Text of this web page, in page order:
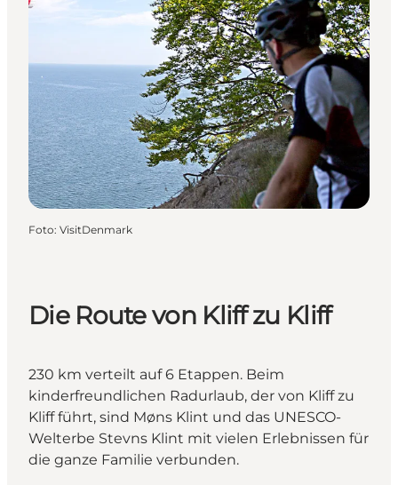
Foto: VisitDenmark
Die Route von Kliff zu Kliff
230 km verteilt auf 6 Etappen. Beim
kinderfreundlichen Radurlaub, der von Kliff zu
Kliff führt, sind Møns Klint und das UNESCO-
Welterbe Stevns Klint mit vielen Erlebnissen für
die ganze Familie verbunden.